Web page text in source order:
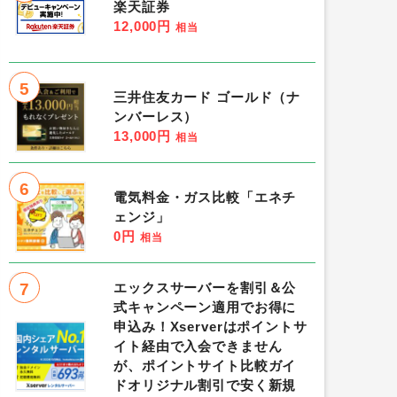
楽天証券
12,000円 相当
5
三井住友カード ゴールド（ナ
ンバーレス）
13,000円 相当
6
電気料金・ガス比較「エネチ
ェンジ」
0円 相当
7
エックスサーバーを割引＆公
式キャンペーン適用でお得に
申込み！Xserverはポイントサ
イト経由で入会できません
が、ポイントサイト比較ガイ
ドオリジナル割引で安く新規